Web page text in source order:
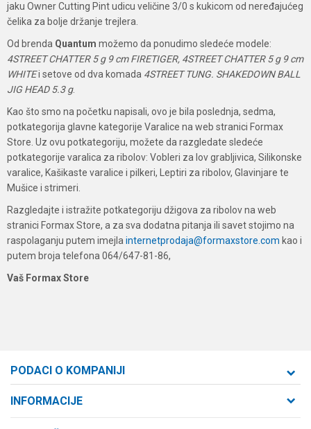
jaku Owner Cutting Pint udicu veličine 3/0 s kukicom od neređajućeg
čelika za bolje držanje trejlera.
Od brenda Quantum možemo da ponudimo sledeće modele:
4STREET CHATTER 5 g 9 cm FIRETIGER, 4STREET CHATTER 5 g 9 cm
WHITEi setove od dva komada 4STREET TUNG. SHAKEDOWN BALL
JIG HEAD 5.3 g.
Kao što smo na početku napisali, ovo je bila poslednja, sedma,
potkategorija glavne kategorije Varalice na web stranici Formax
Store. Uz ovu potkategoriju, možete da razgledate sledeće
potkategorije varalica za ribolov: Vobleri za lov grabljivica, Silikonske
varalice, Kašikaste varalice i pilkeri, Leptiri za ribolov, Glavinjare te
Mušice i strimeri.
Razgledajte i istražite potkategoriju džigova za ribolov na web
stranici Formax Store, a za sva dodatna pitanja ili savet stojimo na
raspolaganju putem imejla internetprodaja@formaxstore.com kao i
putem broja telefona 064/647-81-86,
Vaš Formax Store
PODACI O KOMPANIJI
INFORMACIJE